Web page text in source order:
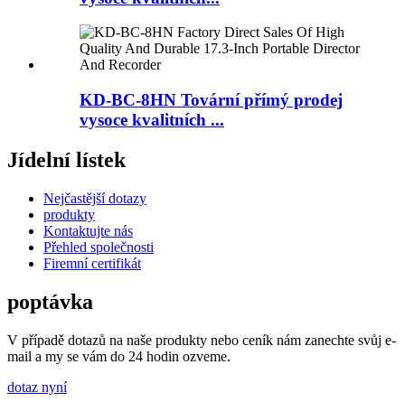
KD-BC-8HN Tovární přímý prodej
vysoce kvalitních ...
Jídelní lístek
Nejčastější dotazy
produkty
Kontaktujte nás
Přehled společnosti
Firemní certifikát
poptávka
V případě dotazů na naše produkty nebo ceník nám zanechte svůj e-
mail a my se vám do 24 hodin ozveme.
dotaz nyní